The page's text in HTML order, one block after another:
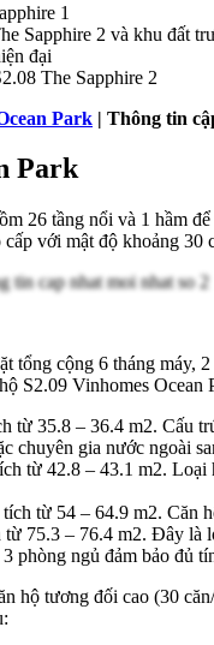
1
Sapphire 2 và khu đất
đại
The Sapphire 2
Park | Thông tin
Park
26 tầng nổi và 1 hầm
với mật độ khoảng 30
tổng cộng 6 tháng máy,
S2.09 Vinhomes Ocean
từ 35.8 – 36.4 m2. Cấu
chuyên gia nước ngoài
từ 42.8 – 43.1 m2.
từ 54 – 64.9 m2.
75.3 – 76.4 m2. Đây là
phòng ngủ đảm bảo đủ
hộ tương đối cao (30